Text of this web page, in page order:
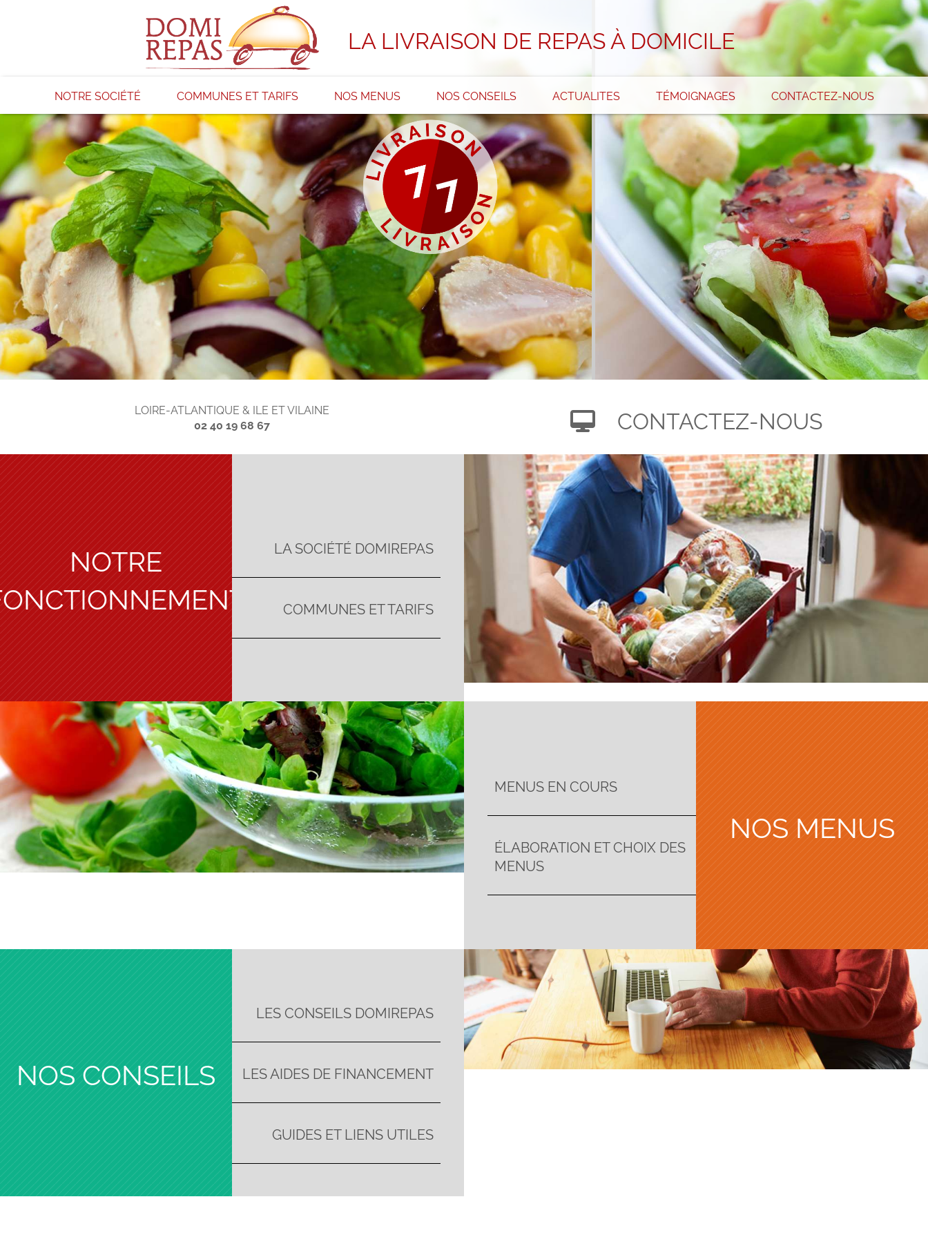
LA LIVRAISON DE REPAS À DOMICILE
NOTRE SOCIÉTÉ COMMUNES ET TARIFS NOS MENUS NOS CONSEILS ACTUALITES TÉMOIGNAGES CONTACTEZ-NOUS
LOIRE-ATLANTIQUE & ILE ET VILAINE
02 40 19 68 67
CONTACTEZ-NOUS
NOTRE
LA SOCIÉTÉ DOMIREPAS
COMMUNES ET TARIFS
MENUS EN COURS
ÉLABORATION ET CHOIX DES
MENUS
NOS MENUS
NOS CONSEILS
LES CONSEILS DOMIREPAS
LES AIDES DE FINANCEMENT
GUIDES ET LIENS UTILES